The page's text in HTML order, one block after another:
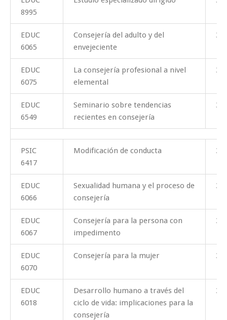
8995
EDUC
6065
Consejería del adulto y del
envejeciente
3
EDUC
6075
La consejería profesional a nivel
elemental
3
EDUC
6549
Seminario sobre tendencias
recientes en consejería
3
PSIC
6417
Modificación de conducta 3
EDUC
6066
Sexualidad humana y el proceso de
consejería
3
EDUC
6067
Consejería para la persona con
impedimento
3
EDUC
6070
Consejería para la mujer 3
EDUC
6018
Desarrollo humano a través del
ciclo de vida: implicaciones para la
consejería
3